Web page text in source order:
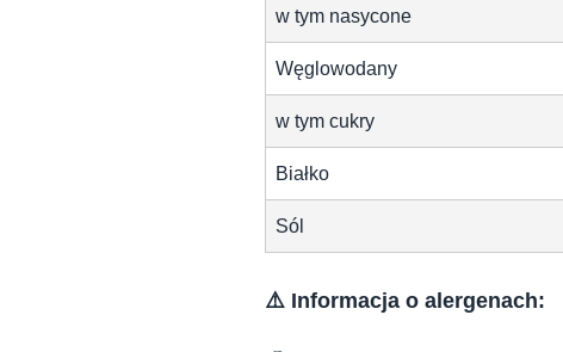
w tym nasycone
Węglowodany
w tym cukry
Białko
Sól
⚠️ Informacja o alergenach: